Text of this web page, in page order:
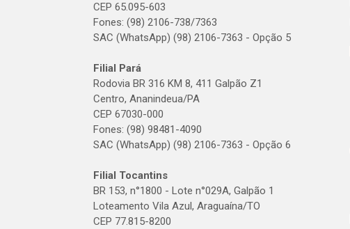
CEP 65.095-603
Fones: (98) 2106-738/7363
SAC (WhatsApp) (98) 2106-7363 - Opção 5
Filial Pará
Rodovia BR 316 KM 8, 411 Galpão Z1
Centro, Ananindeua/PA
CEP 67030-000
Fones: (98) 98481-4090
SAC (WhatsApp) (98) 2106-7363 - Opção 6
Filial Tocantins
BR 153, n°1800 - Lote n°029A, Galpão 1
Loteamento Vila Azul, Araguaína/TO
CEP 77.815-8200